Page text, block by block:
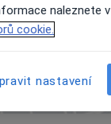
naleznete v
cookie.
nastavení